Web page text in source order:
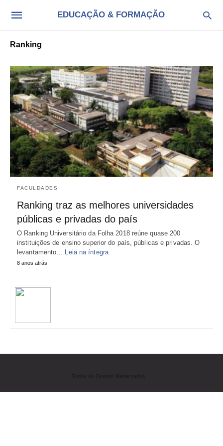
EDUCAÇÃO & FORMAÇÃO
Ranking
FACULDADES
Ranking traz as melhores universidades
públicas e privadas do país
O Ranking Universitário da Folha 2018 reúne quase 200
instituições de ensino superior do país, públicas e privadas. O
levantamento… Leia na íntegra
8 anos atrás